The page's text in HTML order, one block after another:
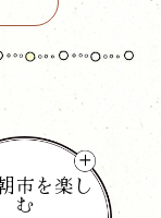
市を楽し
む